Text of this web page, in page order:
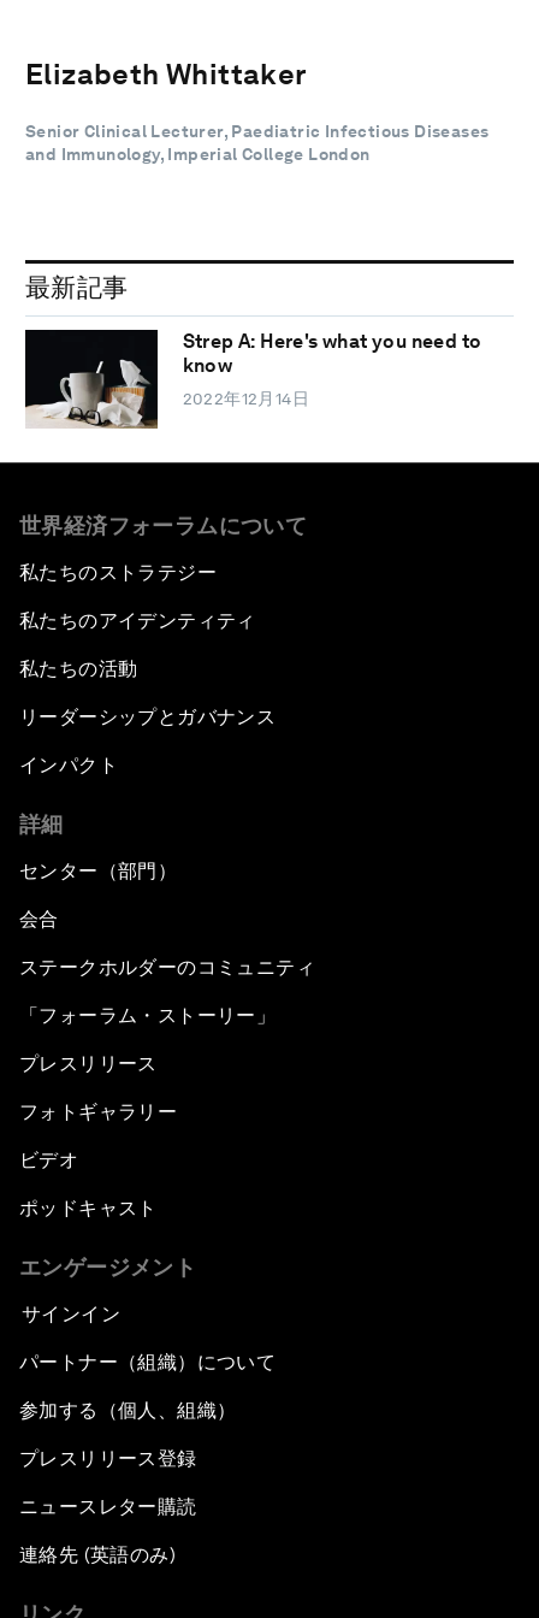
Elizabeth Whittaker
Senior Clinical Lecturer, Paediatric Infectious Diseases
and Immunology, Imperial College London
最新記事
Strep A: Here's what you need to
know
2022年12月14日
世界経済フォーラムについて
私たちのストラテジー
私たちのアイデンティティ
私たちの活動
リーダーシップとガバナンス
インパクト
詳細
センター（部門）
会合
ステークホルダーのコミュニティ
「フォーラム・ストーリー」
プレスリリース
フォトギャラリー
ビデオ
ポッドキャスト
エンゲージメント
サインイン
パートナー（組織）について
参加する（個人、組織）
プレスリリース登録
ニュースレター購読
連絡先 (英語のみ)